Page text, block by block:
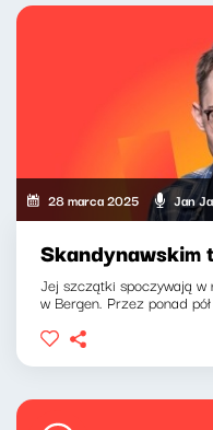
28 marca 2025 Jan
Skandynawskim
Jej szczątki spoczywają
w Bergen. Przez ponad